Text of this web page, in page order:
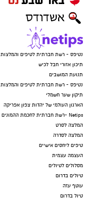
נטיפס - רשת חברתית לטיפים והמלצות
תיכון אזורי חבל לכיש
תנועת המושבים
נטיפס - רשת חברתית לטיפים והמלצות
תיקון שער חשמלי
הארגון העולמי של יהדות צפון אפריקה
Netips -רשת חברתית לחכמת ההמונים
המלצה לסרט
המלצה לסדרה
טיפים ליחסים אישיים
העצמה עצמית
מסלולים לטיולים
טיולים בדרום
עוטף עזה
טיול בדרום